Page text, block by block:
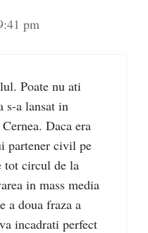
pm
Poate nu ati
s-a lansat in
Daca era
partener civil pe
tot circul de la
in mass media
a doua fraza a
incadrati perfect